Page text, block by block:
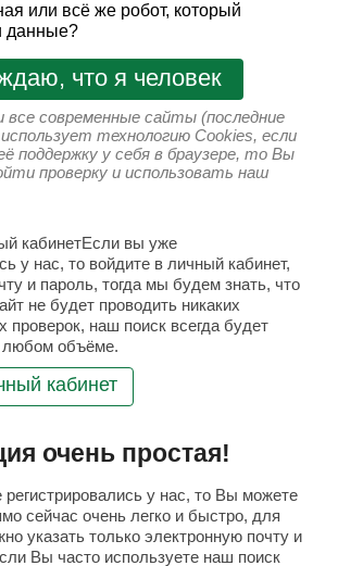
или всё же робот, который
данные?
что я человек
современные сайты (последние
технологию Cookies, если
поддержку у себя в браузере, то Вы
проверку и использовать наш
кабинетЕсли вы уже
у нас, то войдите в личный кабинет,
и пароль, тогда мы будем знать, что
не будет проводить никаких
проверок, наш поиск всегда будет
любом объёме.
кабинет
очень простая!
у нас, то Вы можете
сейчас очень легко и быстро, для
указать только электронную почту и
Вы часто используете наш поиск